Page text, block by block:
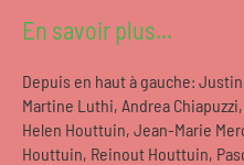
En savoir plus...
Depuis en haut à gauche:
Martine Luthi, Andrea
Helen Houttuin, Jean-Marie
Houttuin, Reinout Houttuin,